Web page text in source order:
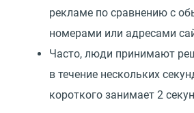
рекламе по сравнению с
номерами или адресами
Часто, люди принимают
в течение нескольких
короткого занимает 2